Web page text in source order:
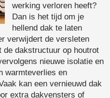
werking verloren heeft?
Dan is het tijd om je
hellend dak te laten
verwijdert de versleten
de dakstructuur op houtrot
nieuwe isolatie en
warmteverlies en
kan een vernieuwd dak
extra dakvensters of